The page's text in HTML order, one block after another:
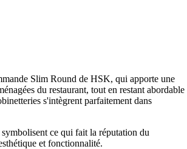
Slim Round de HSK, qui apporte une
du restaurant, tout en restant abordable
s'intègrent parfaitement dans
ce qui fait la réputation du
et fonctionnalité.